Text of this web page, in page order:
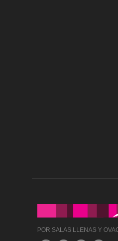
POR SALAS LLENAS Y